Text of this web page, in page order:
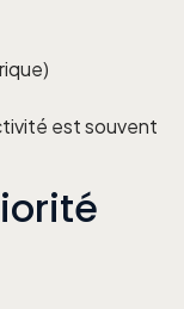
est souvent